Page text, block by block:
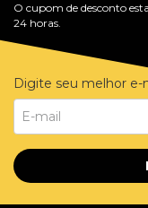
O cupom de desconto
24 horas.
Digite seu melhor e-